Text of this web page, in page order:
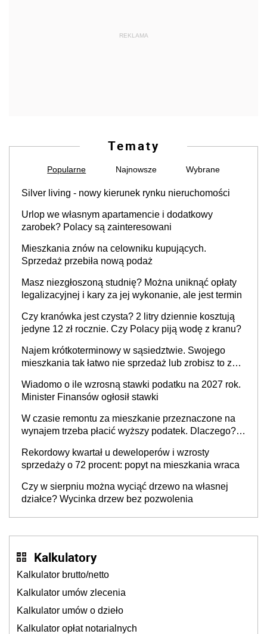
REKLAMA
Tematy
Popularne Najnowsze Wybrane
Silver living - nowy kierunek rynku nieruchomości
Urlop we własnym apartamencie i dodatkowy
zarobek? Polacy są zainteresowani
Mieszkania znów na celowniku kupujących.
Sprzedaż przebiła nową podaż
Masz niezgłoszoną studnię? Można uniknąć opłaty
legalizacyjnej i kary za jej wykonanie, ale jest termin
Czy kranówka jest czysta? 2 litry dziennie kosztują
jedyne 12 zł rocznie. Czy Polacy piją wodę z kranu?
Najem krótkoterminowy w sąsiedztwie. Swojego
mieszkania tak łatwo nie sprzedaż lub zrobisz to ze
Wiadomo o ile wzrosną stawki podatku na 2027 rok.
Minister Finansów ogłosił stawki
W czasie remontu za mieszkanie przeznaczone na
wynajem trzeba płacić wyższy podatek. Dlaczego?
Rekordowy kwartał u deweloperów i wzrosty
sprzedaży o 72 procent: popyt na mieszkania wraca
Czy w sierpniu można wyciąć drzewo na własnej
działce? Wycinka drzew bez pozwolenia
Kalkulatory
Kalkulator brutto/netto
Kalkulator umów zlecenia
Kalkulator umów o dzieło
Kalkulator opłat notarialnych